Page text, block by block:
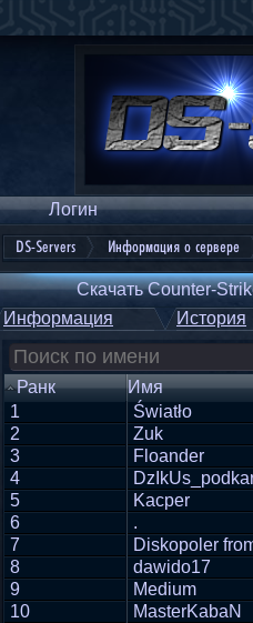
Логин
DS-Servers Информация о сервере
Скачать Counter-
Информация
История
Ранк
Имя
1
Światło
2
Zuk
3
Floander
4
5
Kacper
6
.
7
Diskopoler
8
dawido17
9
Medium
10
MasterKabaN